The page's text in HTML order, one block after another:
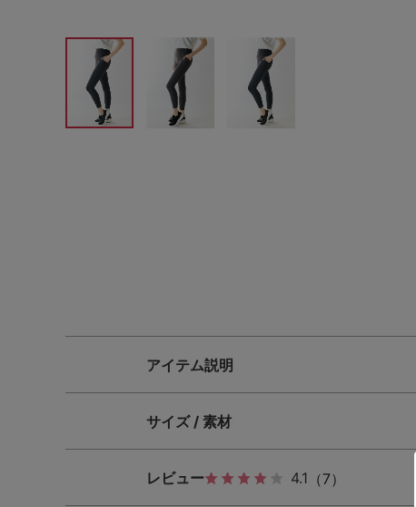
D65 D70
E65
S-CD
L-AB L-CD L-EF
アイテム説明
サイズ / 素材
レビュー 4.1 （7）